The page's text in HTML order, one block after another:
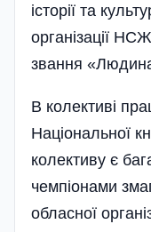
історії та
організації
звання
В колективі
Національної
колективу є
чемпіонами
обласної